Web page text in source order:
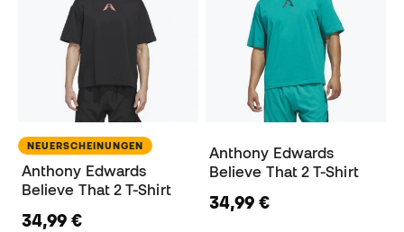
NEUERSCHEINUNGEN
Anthony Edwards
Believe That 2 T-Shirt
34,99 €
Anthony Edwards
Believe That 2 T-Shirt
34,99 €